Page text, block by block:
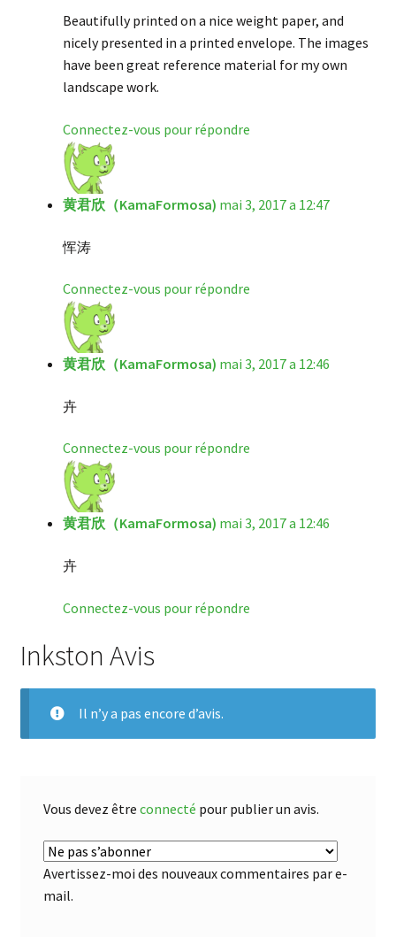
Beautifully printed on a nice weight paper, and
nicely presented in a printed envelope. The images
have been great reference material for my own
landscape work.
Connectez-vous pour répondre
黄君欣（KamaFormosa) mai 3, 2017 a 12:47
恽涛
Connectez-vous pour répondre
黄君欣（KamaFormosa) mai 3, 2017 a 12:46
卉
Connectez-vous pour répondre
黄君欣（KamaFormosa) mai 3, 2017 a 12:46
卉
Connectez-vous pour répondre
Inkston Avis
Il n’y a pas encore d’avis.
Vous devez être connecté pour publier un avis.
Avertissez-moi des nouveaux commentaires par e-
mail.